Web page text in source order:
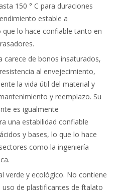
150 ° C para duraciones
estable a
lo hace confiable tanto en
carece de bonos insaturados,
al envejecimiento,
la vida útil del material y
y reemplazo. Su
es igualmente
una estabilidad confiable
y bases, lo que lo hace
como la ingeniería
verde y ecológico. No contiene
de plastificantes de ftalato